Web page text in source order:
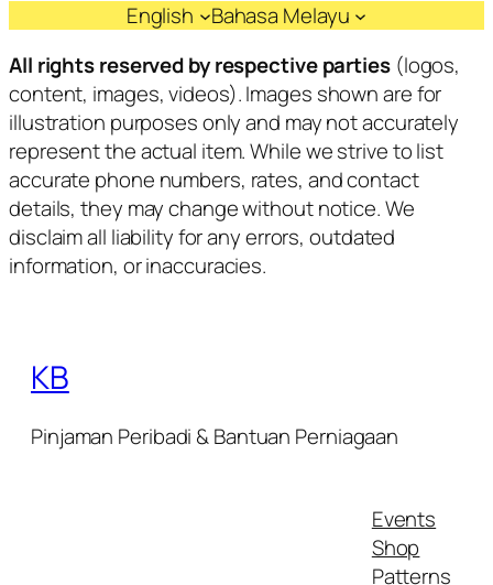
English
Bahasa Melayu
All rights reserved by respective parties(logos,
content, images, videos). Images shown are for
illustration purposes only and may not accurately
represent the actual item. While we strive to list
accurate phone numbers, rates, and contact
details, they may change without notice. We
disclaim all liability for any errors, outdated
information, or inaccuracies.
KB
Pinjaman Peribadi & Bantuan Perniagaan
Events
Shop
Patterns